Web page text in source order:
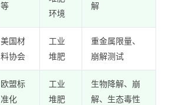
等
环境
解
美国材
料协会
工业
堆肥
重金属限量、
崩解测试
欧盟标
准化
工业
堆肥
生物降解、崩
解、生态毒性